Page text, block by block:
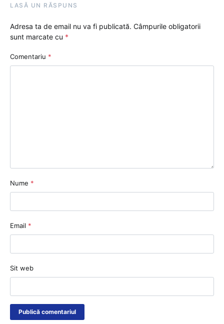
LASĂ UN RĂSPUNS
Adresa ta de email nu va fi publicată. Câmpurile obligatorii
sunt marcate cu *
Comentariu *
Nume *
Email *
Sit web